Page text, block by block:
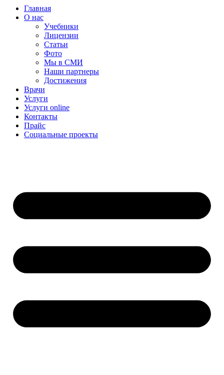
Главная
О нас
Учебники
Лицензии
Статьи
Фото
Мы в СМИ
Наши партнеры
Достижения
Врачи
Услуги
Услуги online
Контакты
Прайс
Социальные проекты